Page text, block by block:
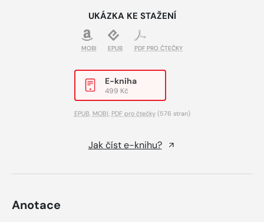
UKÁZKA KE STAŽENÍ
MOBI EPUB PDF PRO ČTEČKY
E-kniha
499 Kč
EPUB MOBI PDF pro čtečky(576 stran)
Jak číst e-knihu?
Anotace